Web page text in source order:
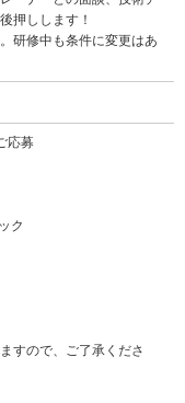
押しします！
研修中も条件に変更はあ
応募
ク
すので、ご了承くださ